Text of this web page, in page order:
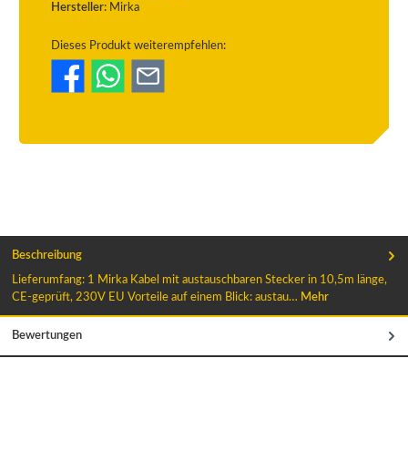
Hersteller: Mirka
Dieses Produkt weiterempfehlen:
Beschreibung
Lieferumfang: 1 Mirka Kabel mit austauschbaren Stecker in 10,5m länge,
CE-geprüft, 230V EU Vorteile auf einem Blick: austau… Mehr
Bewertungen